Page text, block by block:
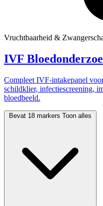
Vruchtbaarheid &
IVF
Compleet IVF-intakepanel
schildklier, infectiescreening,
bloedbeeld.
Bevat 18 markers Toon alles